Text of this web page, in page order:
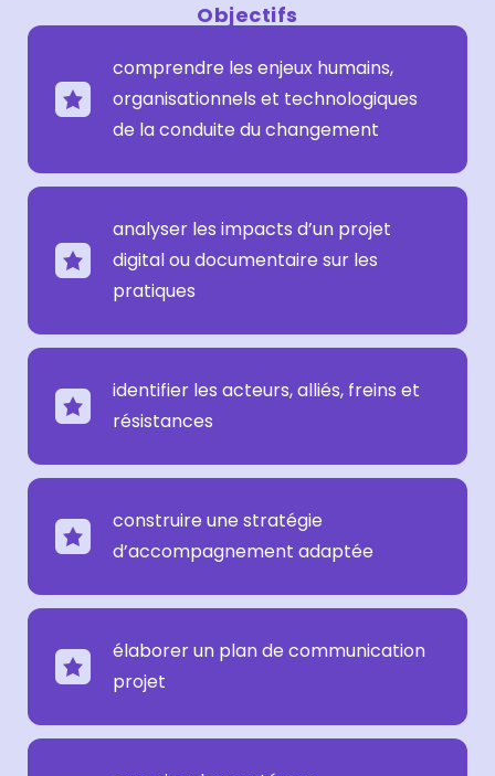
Objectifs
comprendre les enjeux humains,
organisationnels et technologiques
de la conduite du changement
analyser les impacts d’un projet
digital ou documentaire sur les
pratiques
identifier les acteurs, alliés, freins et
résistances
construire une stratégie
d’accompagnement adaptée
élaborer un plan de communication
projet